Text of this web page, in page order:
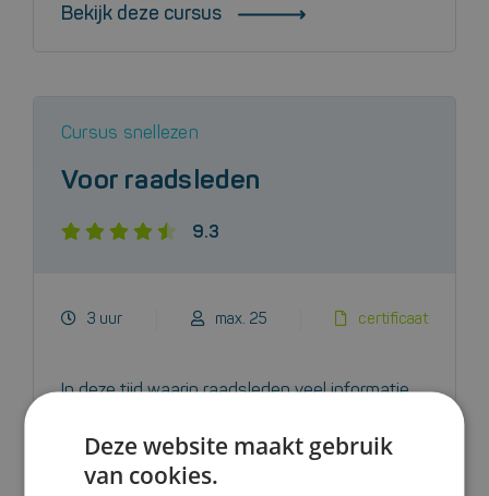
Bekijk deze cursus
Cursus snellezen
Voor raadsleden
9.3
3 uur max. 25 certificaat
In deze tijd waarin raadsleden veel informatie
de iPad een must! In deze training leer je
begrijpend snellezen vanaf je
Deze website maakt gebruik
van cookies.